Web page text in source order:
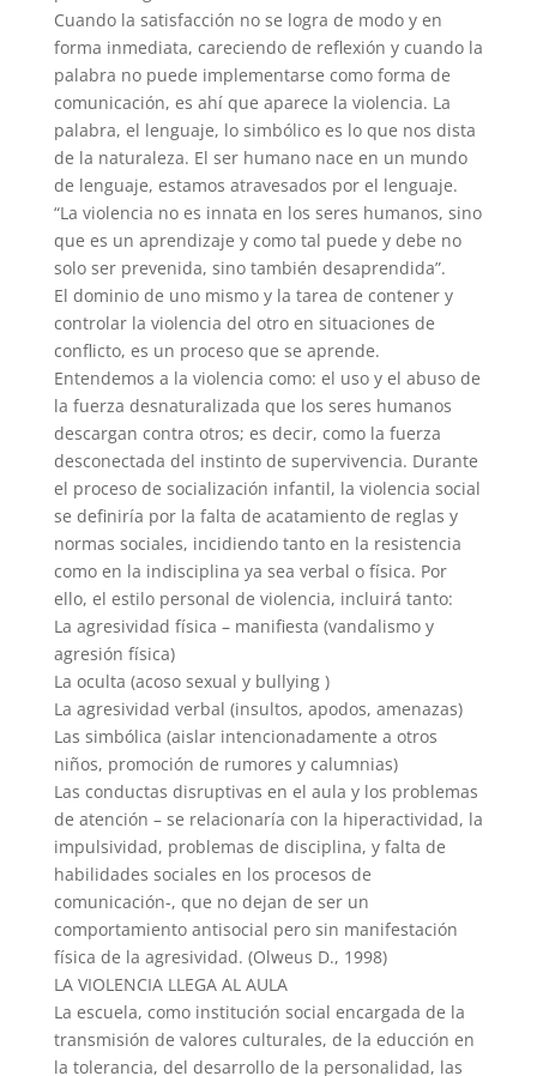
Cuando la satisfacción no se logra de modo y en
forma inmediata, careciendo de reflexión y cuando la
palabra no puede implementarse como forma de
comunicación, es ahí que aparece la violencia. La
palabra, el lenguaje, lo simbólico es lo que nos dista
de la naturaleza. El ser humano nace en un mundo
de lenguaje, estamos atravesados por el lenguaje.
“La violencia no es innata en los seres humanos, sino
que es un aprendizaje y como tal puede y debe no
solo ser prevenida, sino también desaprendida”.
El dominio de uno mismo y la tarea de contener y
controlar la violencia del otro en situaciones de
conflicto, es un proceso que se aprende.
Entendemos a la violencia como: el uso y el abuso de
la fuerza desnaturalizada que los seres humanos
descargan contra otros; es decir, como la fuerza
desconectada del instinto de supervivencia. Durante
el proceso de socialización infantil, la violencia social
se definiría por la falta de acatamiento de reglas y
normas sociales, incidiendo tanto en la resistencia
como en la indisciplina ya sea verbal o física. Por
ello, el estilo personal de violencia, incluirá tanto:
La agresividad física – manifiesta (vandalismo y
agresión física)
La oculta (acoso sexual y bullying )
La agresividad verbal (insultos, apodos, amenazas)
Las simbólica (aislar intencionadamente a otros
niños, promoción de rumores y calumnias)
Las conductas disruptivas en el aula y los problemas
de atención – se relacionaría con la hiperactividad, la
impulsividad, problemas de disciplina, y falta de
habilidades sociales en los procesos de
comunicación-, que no dejan de ser un
comportamiento antisocial pero sin manifestación
física de la agresividad. (Olweus D., 1998)
LA VIOLENCIA LLEGA AL AULA
La escuela, como institución social encargada de la
transmisión de valores culturales, de la educción en
la tolerancia, del desarrollo de la personalidad, las